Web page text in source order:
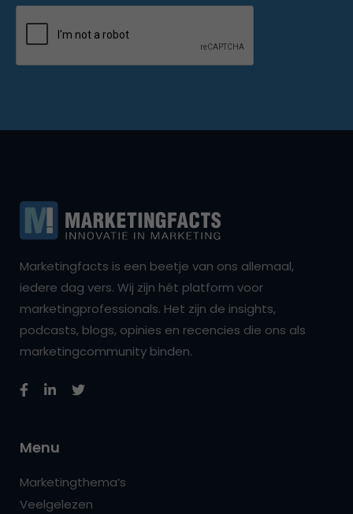
Marketingfacts is een beetje van ons allemaal,
iedere dag vers. Wij zijn hét platform voor
marketingprofessionals. Het zijn de insights,
podcasts, blogs, opinies en recencies die ons als
marketingcommunity binden.
Menu
Marketingthema’s
Veelgelezen